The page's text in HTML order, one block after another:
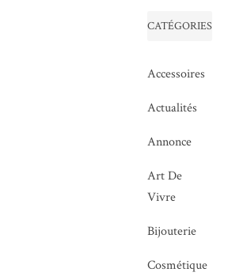
CATÉGORIES
Accessoires
Actualités
Annonce
Art De
Vivre
Bijouterie
Cosmétique